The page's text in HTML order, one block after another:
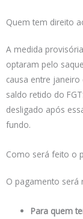
Quem tem direito
A medida
optaram pelo
causa entre
saldo retido do
desligado após
fundo.
Como será feito o
O pagamento será
Para quem